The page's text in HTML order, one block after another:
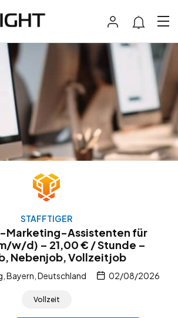
STAFFTIGER
Marketing-Assistenten für
w/d) – 21,00 € / Stunde –
Nebenjob, Vollzeitjob
Bayern, Deutschland 02/08/2026
Vollzeit